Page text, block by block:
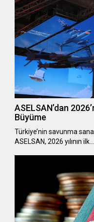
ASELSAN’dan
Büyüme
Türkiye’nin savunma
ASELSAN, 2026 yılının ilk…